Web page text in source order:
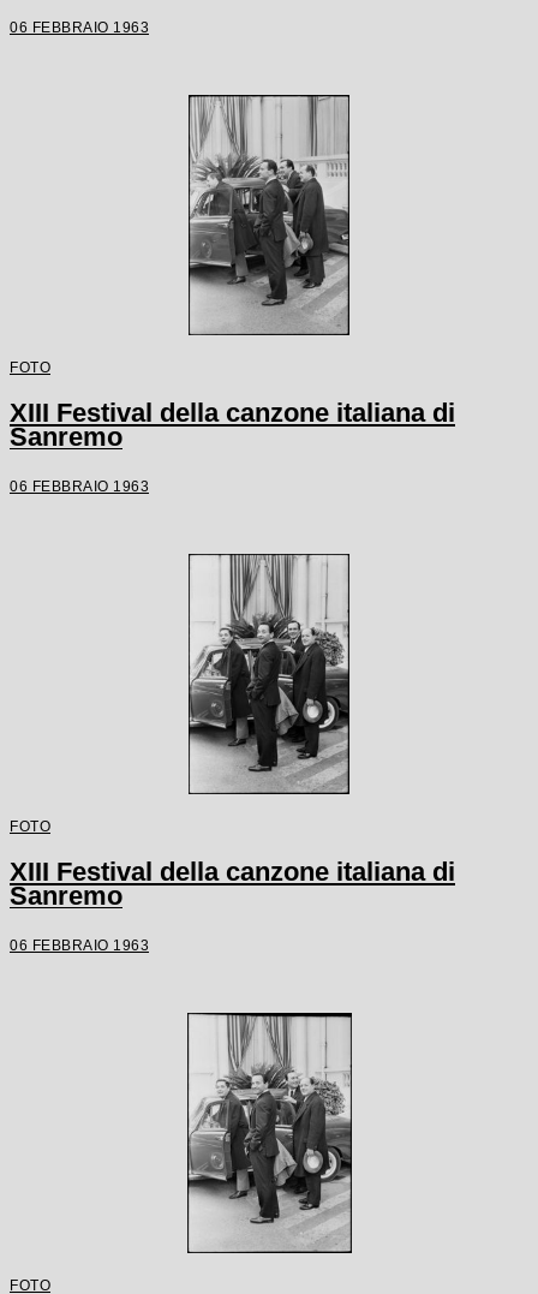
06 FEBBRAIO 1963
FOTO
XIII Festival della canzone italiana di
Sanremo
06 FEBBRAIO 1963
FOTO
XIII Festival della canzone italiana di
Sanremo
06 FEBBRAIO 1963
FOTO